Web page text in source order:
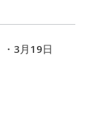
・3月19日